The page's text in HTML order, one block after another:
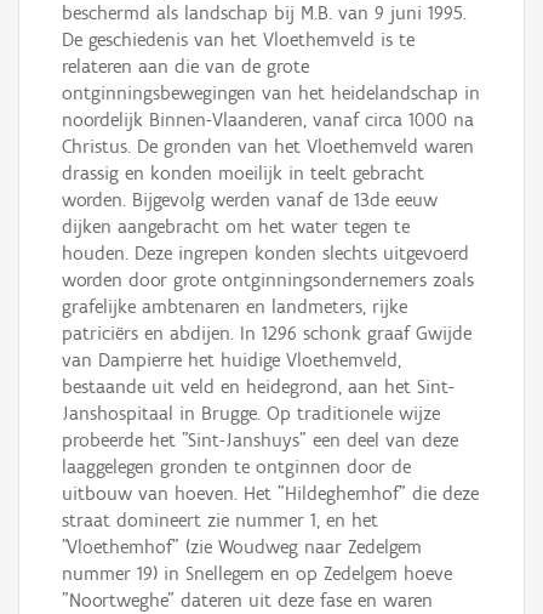
beschermd als landschap bij M.B. van 9 juni 1995.
De geschiedenis van het Vloethemveld is te
relateren aan die van de grote
ontginningsbewegingen van het heidelandschap in
noordelijk Binnen-Vlaanderen, vanaf circa 1000 na
Christus. De gronden van het Vloethemveld waren
drassig en konden moeilijk in teelt gebracht
worden. Bijgevolg werden vanaf de 13de eeuw
dijken aangebracht om het water tegen te
houden. Deze ingrepen konden slechts uitgevoerd
worden door grote ontginningsondernemers zoals
grafelijke ambtenaren en landmeters, rijke
patriciërs en abdijen. In 1296 schonk graaf Gwijde
van Dampierre het huidige Vloethemveld,
bestaande uit veld en heidegrond, aan het Sint-
Janshospitaal in Brugge. Op traditionele wijze
probeerde het "Sint-Janshuys" een deel van deze
laaggelegen gronden te ontginnen door de
uitbouw van hoeven. Het "Hildeghemhof" die deze
straat domineert zie nummer 1, en het
"Vloethemhof" (zie Woudweg naar Zedelgem
nummer 19) in Snellegem en op Zedelgem hoeve
"Noortweghe" dateren uit deze fase en waren